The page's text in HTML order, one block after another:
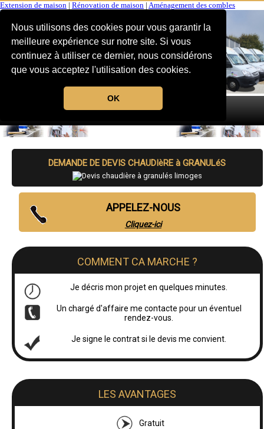
Nous utilisons des cookies pour vous garantir la
meilleure expérience sur notre site. Si vous
continuez à utiliser ce dernier, nous considérons
que vous acceptez l'utilisation des cookies.
OK
Extension de maison Rénovation de maison Aménagement des combles
MENU
DEMANDE DE DEVIS CHAUDIèRE à GRANULéS
APPELEZ-NOUS
Cliquez-ici
COMMENT CA MARCHE ?
Je décris mon projet en quelques minutes.
Un chargé d'affaire me contacte pour un éventuel
rendez-vous.
Je signe le contrat si le devis me convient.
LES AVANTAGES
Gratuit